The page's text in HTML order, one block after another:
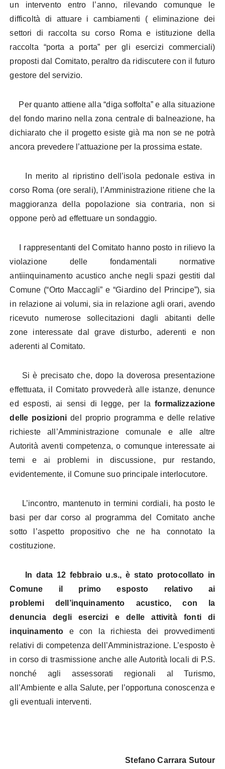
un intervento entro l’anno, rilevando comunque le
difficoltà di attuare i cambiamenti ( eliminazione dei
settori di raccolta su corso Roma e istituzione della
raccolta “porta a porta” per gli esercizi commerciali)
proposti dal Comitato, peraltro da ridiscutere con il futuro
gestore del servizio.
Per quanto attiene alla “diga soffolta” e alla situazione
del fondo marino nella zona centrale di balneazione, ha
dichiarato che il progetto esiste già ma non se ne potrà
ancora prevedere l’attuazione per la prossima estate.
In merito al ripristino dell’isola pedonale estiva in
corso Roma (ore serali), l’Amministrazione ritiene che la
maggioranza della popolazione sia contraria, non si
oppone però ad effettuare un sondaggio.
I rappresentanti del Comitato hanno posto in rilievo la
violazione delle fondamentali normative
antiinquinamento acustico anche negli spazi gestiti dal
Comune (“Orto Maccagli” e “Giardino del Principe”), sia
in relazione ai volumi, sia in relazione agli orari, avendo
ricevuto numerose sollecitazioni dagli abitanti delle
zone interessate dal grave disturbo, aderenti e non
aderenti al Comitato.
Si è precisato che, dopo la doverosa presentazione
effettuata, il Comitato provvederà alle istanze, denunce
ed esposti, ai sensi di legge, per laformalizzazione
delle posizioni del proprio programma e delle relative
richieste all’Amministrazione comunale e alle altre
Autorità aventi competenza, o comunque interessate ai
temi e ai problemi in discussione, pur restando,
evidentemente, il Comune suo principale interlocutore.
L’incontro, mantenuto in termini cordiali, ha posto le
basi per dar corso al programma del Comitato anche
sotto l’aspetto propositivo che ne ha connotato la
costituzione.
In data 12 febbraio u.s., è stato protocollato in
Comune il primo esposto relativo ai
problemi
dell’inquinamento acustico, con la
denuncia degli esercizi e delle attività fonti di
inquinamento e con la richiesta dei provvedimenti
relativi di competenza dell’Amministrazione. L’esposto è
in corso di trasmissione anche alle Autorità locali di P.S.
nonché agli assessorati regionali al Turismo,
all’Ambiente e alla Salute, per l’opportuna conoscenza e
gli eventuali interventi.
Stefano Carrara Sutour